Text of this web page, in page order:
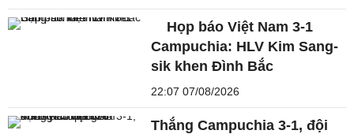
Họp báo Việt Nam 3-1
Campuchia: HLV Kim Sang-
sik khen Đình Bắc
22:07 07/08/2026
Thắng Campuchia 3-1, đội